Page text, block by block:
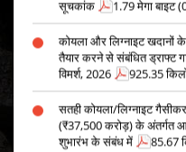
कोयला और लिग्नाइट खदानों
तैयार करने से संबंधित ड्राफ्ट
विमर्श, 2026
925.35
सतही कोयला/लिग्नाइट
(₹37,500 करोड़) के अंतर्गत
शुभारंभ के संबंध में
85.67